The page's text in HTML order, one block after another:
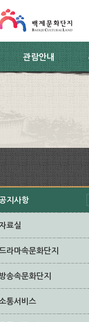
관람안내
지사항
료실
라마속문화단지
방송속문화단지
통서비스